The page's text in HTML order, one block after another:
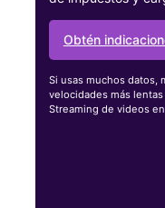
Obtén
Si usas muchos datos,
velocidades más
Streaming de videos en